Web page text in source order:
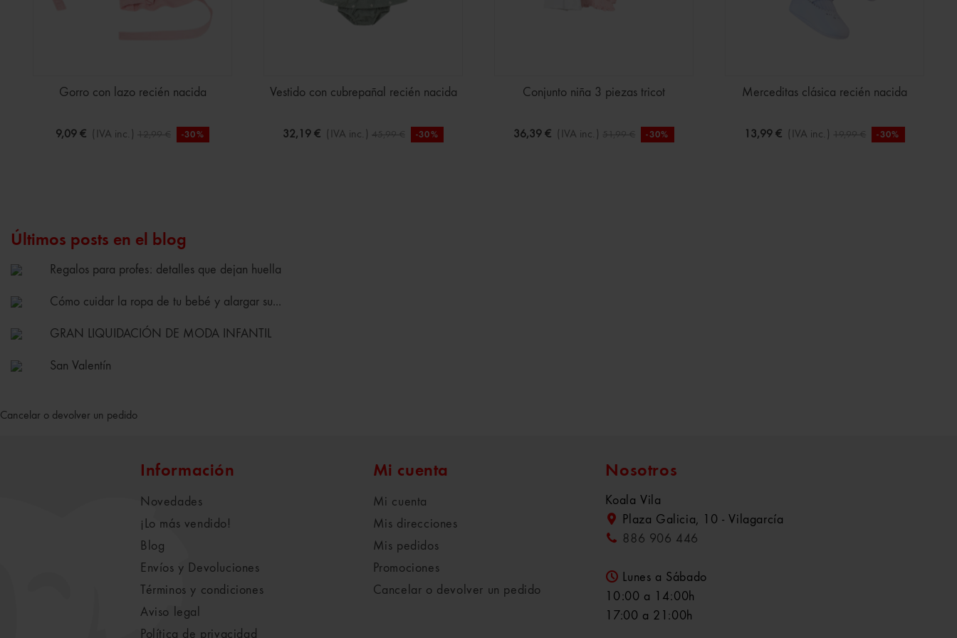
Gorro con lazo recién nacida
9,09 € (IVA inc.) 12,99 € -30%
Vestido con cubrepañal recién nacida
32,19 € (IVA inc.) 45,99 € -30%
Conjunto niña 3 piezas tricot
36,39 € (IVA inc.) 51,99 € -30%
Merceditas clásica recién nacida
13,99 € (IVA inc.) 19,99 € -30%
Últimos posts en el blog
Regalos para profes: detalles que dejan huella
Cómo cuidar la ropa de tu bebé y alargar su...
GRAN LIQUIDACIÓN DE MODA INFANTIL
San Valentín
Cancelar o devolver un pedido
Información
Novedades
¡Lo más vendido!
Blog
Envíos y Devoluciones
Términos y condiciones
Aviso legal
Política de privacidad
Mi cuenta
Mi cuenta
Mis direcciones
Mis pedidos
Promociones
Cancelar o devolver un pedido
Nosotros
Koala Vila
Plaza Galicia, 10 - Vilagarcía
886 906 446
Lunes a Sábado
10:00 a 14:00h
17:00 a 21:00h